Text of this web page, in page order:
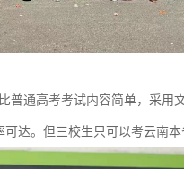
普通高考考试内容简单，采用
达。但三校生只可以考云南本